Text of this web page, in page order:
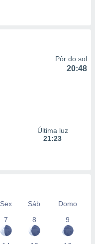
Pôr do sol
20:48
Última luz
21:23
Sex Sáb
Domo
7 8 9